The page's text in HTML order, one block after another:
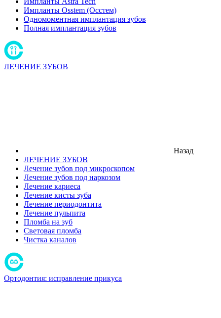
Импланты Osstem (Осстем)
Одномоментная имплантация зубов
Полная имплантация зубов
ЛЕЧЕНИЕ ЗУБОВ
Назад
ЛЕЧЕНИЕ ЗУБОВ
Лечение зубов под микроскопом
Лечение зубов под наркозом
Лечение кариеса
Лечение кисты зуба
Лечение периодонтита
Лечение пульпита
Пломба на зуб
Световая пломба
Чистка каналов
Ортодонтия: исправление прикуса